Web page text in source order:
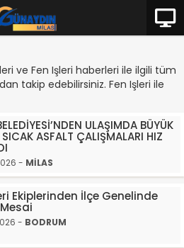
ve Fen Işleri haberleri ile ilgili tüm
takip edebilirsiniz. Fen Işleri ile
ULAŞIMDA BÜYÜK
SICAK ASFALT ÇALIŞMALARI HIZ
- MİLAS
Ekiplerinden İlçe Genelinde
- BODRUM